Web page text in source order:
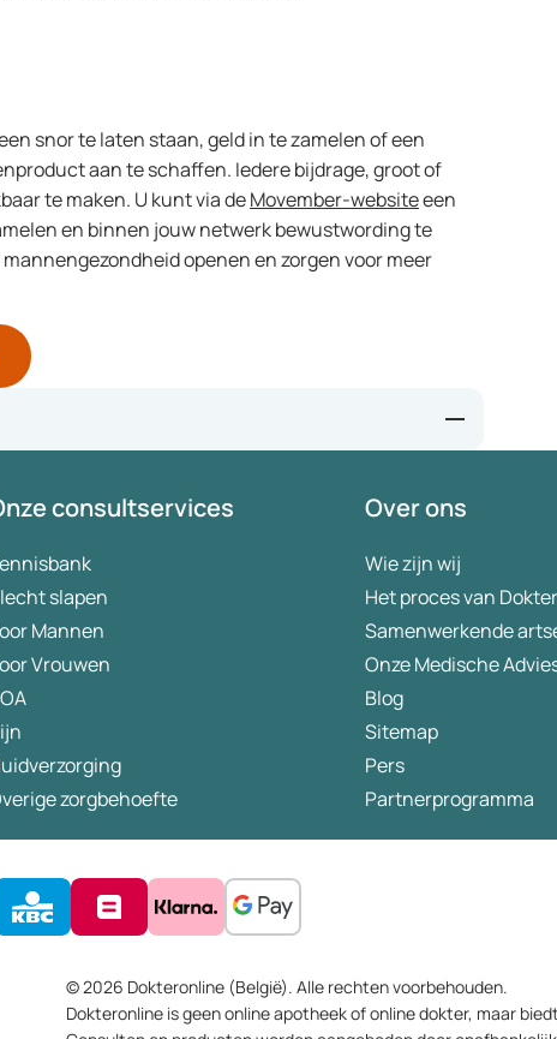
snor te laten staan, geld in te zamelen of een
aan te schaffen. Iedere bijdrage, groot of
te maken. U kunt via deMovember-websiteeen
en binnen jouw netwerk bewustwording te
openen en zorgen voor meer
adolescent males | BMC Public Health | Full Text
consultservices
slapen
Mannen
Vrouwen
zorgbehoefte
Over ons
Wie zijn wij
Het proces van
Samenwerkende
Onze Medische
Blog
Sitemap
Pers
Partnerprogramma
© 2026 Dokteronline (België). Alle rechten voorbehouden.
Dokteronline is geen online apotheek of online dokter, maar